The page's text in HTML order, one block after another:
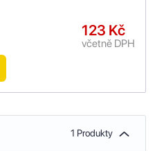
123 Kč
včetně DPH
1 Produkty